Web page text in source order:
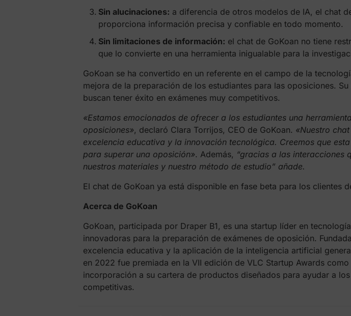
Sin alucinaciones: a diferencia de otros modelos de IA, el chat
proporciona información precisa y confiable en todo momento.
Sin limitaciones de información: el chat de GoKoan no tiene
que lo convierte en una herramienta inigualable para la
GoKoan se ha convertido en un referente en el campo de la
mejora de la preparación de los estudiantes para las oposiciones.
buscan tener éxito en exámenes muy competitivos.
«Estamos emocionados de ofrecer a los estudiantes una
oposiciones», declaró Clara Torrijos, CEO de GoKoan. «Nuestro
excelencia educativa y la innovación tecnológica. Creemos que
para superar una oposición». Además, “gracias a las interacciones
nuestros materiales y nuestro método de estudio” añade.
El chat de GoKoan ya está disponible en fase beta para los clientes
Acerca de GoKoan
GoKoan, participada por Draper B1, es una startup líder en
innovadoras para la preparación de exámenes de oposición.
excelencia educativa y la aplicación de la inteligencia artificial
en 2022 fue premiada en la VII edición de VLC Startup Awards
incorporación a su cartera de productos diseñados para ayudar a
competitivas.